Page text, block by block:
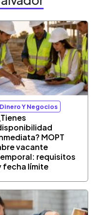
Dinero Y Negocios
MOPT
vacante
requisitos
fecha límite